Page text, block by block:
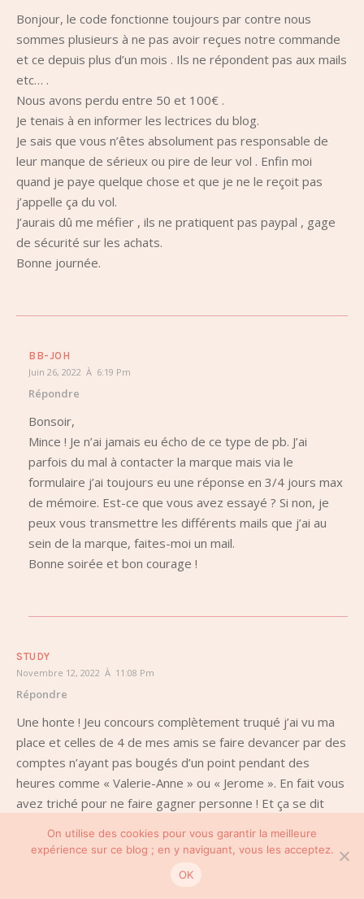
Bonjour, le code fonctionne toujours par contre nous
sommes plusieurs à ne pas avoir reçues notre commande
et ce depuis plus d’un mois . Ils ne répondent pas aux mails
etc… .
Nous avons perdu entre 50 et 100€ .
Je tenais à en informer les lectrices du blog.
Je sais que vous n’êtes absolument pas responsable de
leur manque de sérieux ou pire de leur vol . Enfin moi
quand je paye quelque chose et que je ne le reçoit pas
j’appelle ça du vol.
J’aurais dû me méfier , ils ne pratiquent pas paypal , gage
de sécurité sur les achats.
Bonne journée.
BB-JOH
Juin 26, 2022 À 6:19 Pm
Répondre
Bonsoir,
Mince ! Je n’ai jamais eu écho de ce type de pb. J’ai
parfois du mal à contacter la marque mais via le
formulaire j’ai toujours eu une réponse en 3/4 jours max
de mémoire. Est-ce que vous avez essayé ? Si non, je
peux vous transmettre les différents mails que j’ai au
sein de la marque, faites-moi un mail.
Bonne soirée et bon courage !
STUDY
Novembre 12, 2022 À 11:08 Pm
Répondre
Une honte ! Jeu concours complètement truqué j’ai vu ma
place et celles de 4 de mes amis se faire devancer par des
comptes n’ayant pas bougés d’un point pendant des
heures comme « Valerie-Anne » ou « Jerome ». En fait vous
avez triché pour ne faire gagner personne ! Et ça se dit
On utilise des cookies pour vous garantir la meilleure
expérience sur ce blog ; en y naviguant, vous les acceptez.
OK